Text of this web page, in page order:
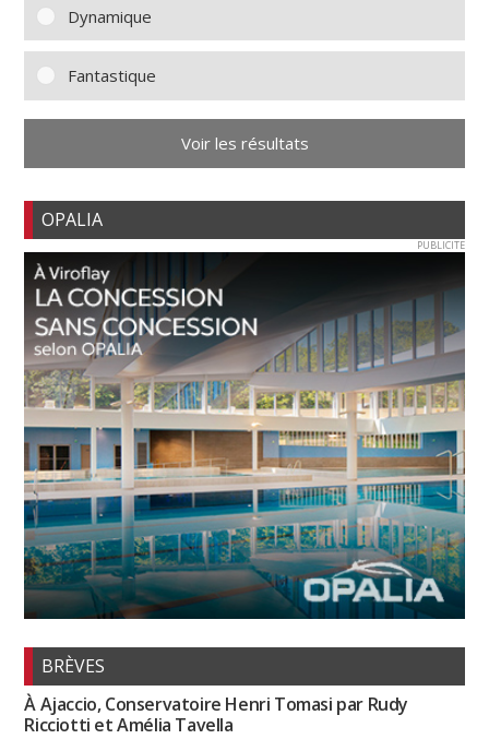
Dynamique
Fantastique
Voir les résultats
OPALIA
PUBLICITE
BRÈVES
À Ajaccio, Conservatoire Henri Tomasi par Rudy
Ricciotti et Amélia Tavella